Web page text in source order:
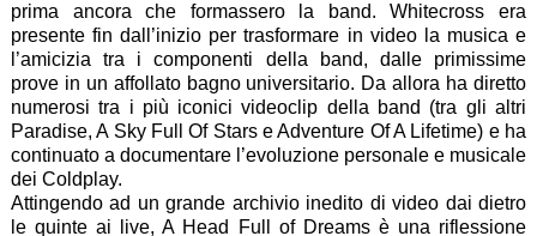
prima ancora che formassero la band. Whitecross era
presente fin dall’inizio per trasformare in video la musica e
l’amicizia tra i componenti della band, dalle primissime
prove in un affollato bagno universitario. Da allora ha diretto
numerosi tra i più iconici videoclip della band (tra gli altri
Paradise, A Sky Full Of Stars e Adventure Of A Lifetime) e ha
continuato a documentare l’evoluzione personale e musicale
dei Coldplay.
Attingendo ad un grande archivio inedito di video dai dietro
le quinte ai live, A Head Full of Dreams è una riflessione